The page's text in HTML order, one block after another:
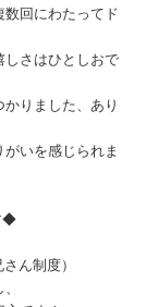
数回にわたってド
しさはひとしおで
りました、あり
いを感じられま
◆
ん制度）